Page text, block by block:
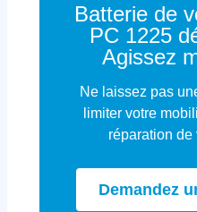
Batterie de
PC 1225
Agissez
Ne laissez pas
limiter votre
réparation de
Demandez